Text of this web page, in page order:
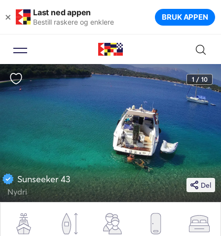
× Last ned appen
Bestill raskere og enklere BRUK APPEN
1 / 10
Del
Sunseeker 43
Nydri